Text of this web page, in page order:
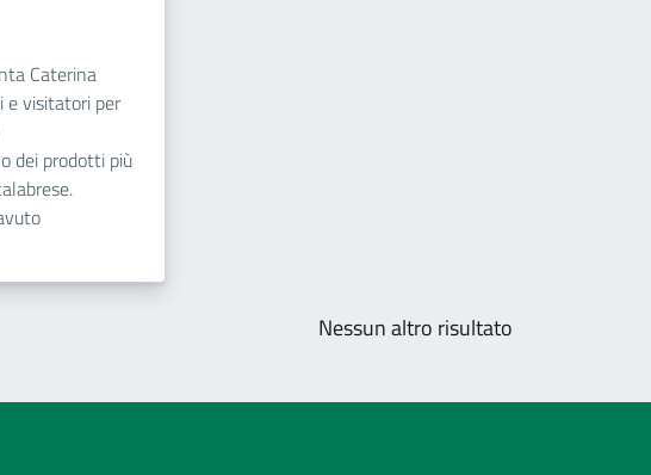
Caterina
e visitatori per
dei prodotti più
Nessun altro risultato